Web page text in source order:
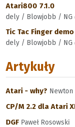
Atari800 7.1.0
dely / Blowjobb / NG
Tic Tac Finger demo
dely / Blowjobb / NG
Artykuły
Atari - why? Newton
CP/M 2.2 dla Atari
DGF Paweł Rosowski